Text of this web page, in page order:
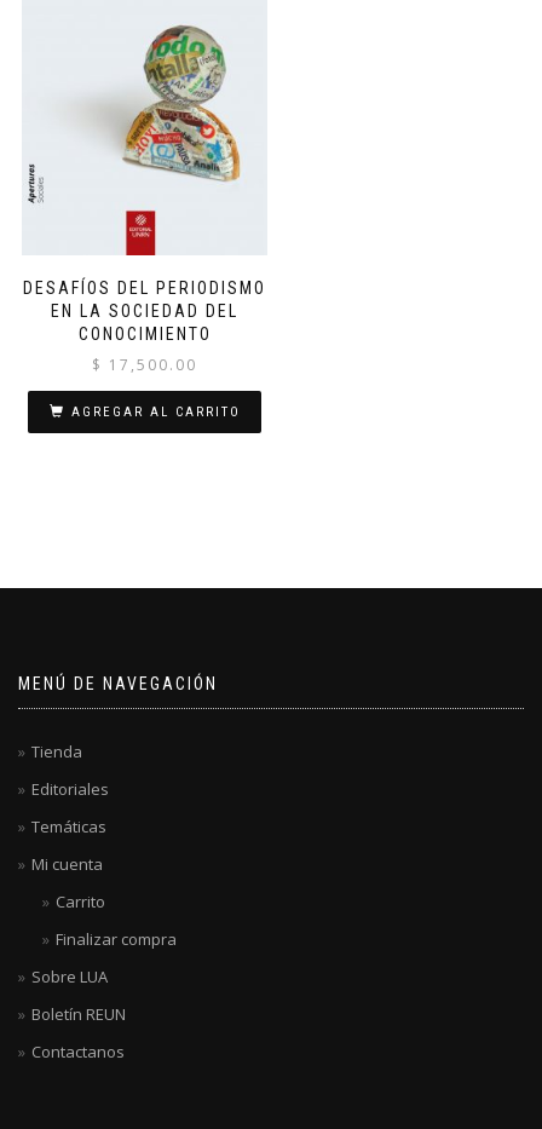
DESAFÍOS DEL PERIODISMO
EN LA SOCIEDAD DEL
CONOCIMIENTO
$ 17,500.00
AGREGAR AL CARRITO
MENÚ DE NAVEGACIÓN
Tienda
Editoriales
Temáticas
Mi cuenta
Carrito
Finalizar compra
Sobre LUA
Boletín REUN
Contactanos